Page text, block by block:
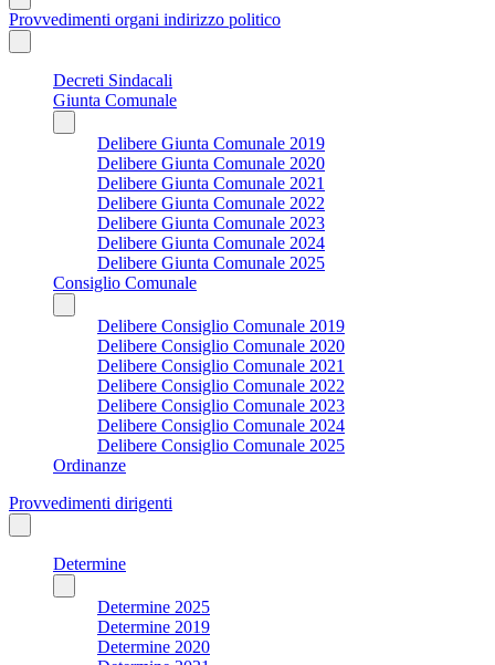
Provvedimenti organi indirizzo politico
Decreti Sindacali
Giunta Comunale
Delibere Giunta Comunale 2019
Delibere Giunta Comunale 2020
Delibere Giunta Comunale 2021
Delibere Giunta Comunale 2022
Delibere Giunta Comunale 2023
Delibere Giunta Comunale 2024
Delibere Giunta Comunale 2025
Consiglio Comunale
Delibere Consiglio Comunale 2019
Delibere Consiglio Comunale 2020
Delibere Consiglio Comunale 2021
Delibere Consiglio Comunale 2022
Delibere Consiglio Comunale 2023
Delibere Consiglio Comunale 2024
Delibere Consiglio Comunale 2025
Ordinanze
Provvedimenti dirigenti
Determine
Determine 2025
Determine 2019
Determine 2020